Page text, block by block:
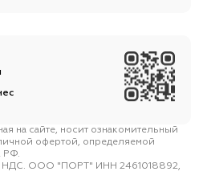
на сайте, носит ознакомительный
офертой, определяемой
РФ.
с НДС. ООО "ПОРТ" ИНН 2461018892,